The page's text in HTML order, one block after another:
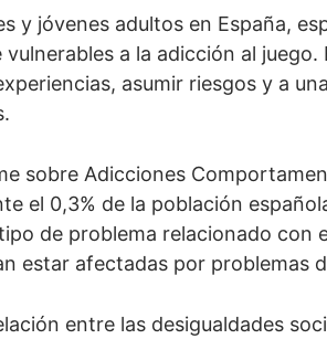
y jóvenes adultos en España,
a la adicción al
asumir riesgos y a
sobre Adicciones
el 0,3% de la población
de problema relacionado con
estar afectadas por problemas
entre las desigualdades